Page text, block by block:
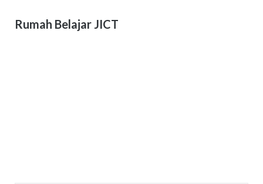
Rumah Belajar JICT